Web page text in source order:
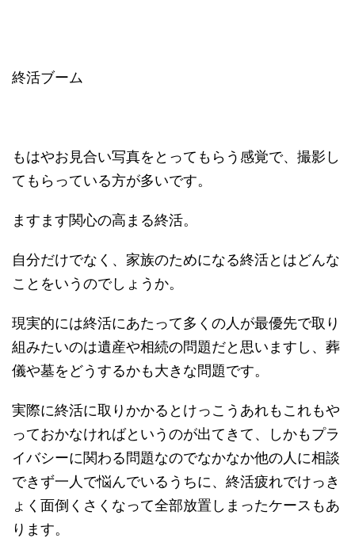
終活ブーム
もはやお見合い写真をとってもらう感覚で、撮影し
てもらっている方が多いです。
ますます関心の高まる終活。
自分だけでなく、家族のためになる終活とはどんな
ことをいうのでしょうか。
現実的には終活にあたって多くの人が最優先で取り
組みたいのは遺産や相続の問題だと思いますし、葬
儀や墓をどうするかも大きな問題です。
実際に終活に取りかかるとけっこうあれもこれもや
っておかなければというのが出てきて、しかもプラ
イバシーに関わる問題なのでなかなか他の人に相談
できず一人で悩んでいるうちに、終活疲れでけっき
ょく面倒くさくなって全部放置しまったケースもあ
ります。